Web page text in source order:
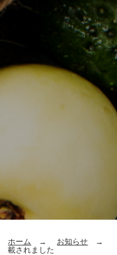
ホーム お知らせ
載されました